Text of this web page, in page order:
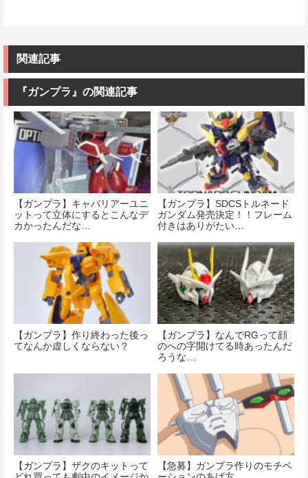
関連記事
『ガンプラ』の関連記事
【ガンプラ】キャバリアーユニ
ットって立体にするとこんなデ
カかったんだな…
【ガンプラ】SDCSトルネード
ガンダム発売決定！！フレーム
付きはありがたい…
【ガンプラ】作り終わった後っ
てなんか虚しくならない？
【ガンプラ】なんでRGって顔
のへの字開けてる時あったんだ
ろうな…
【ガンプラ】ザクのキットって
【急募】ガンプラ作りのモチベ